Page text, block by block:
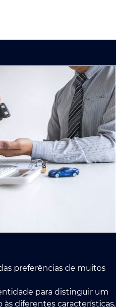
preferências de muitos
para distinguir um
diferentes características,